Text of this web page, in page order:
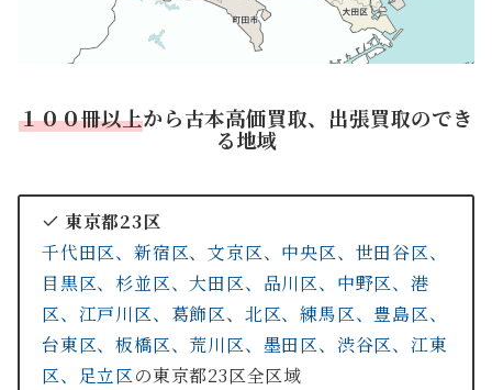
１００冊以上から古本高価買取、出張買取のでき
る地域
東京都23区
千代田区、 新宿区、文京区、 中央区、 世田谷区、
目黒区、 杉並区、大田区、 品川区、 中野区、港
区、 江戸川区、 葛飾区、 北区、練馬区、 豊島区、
台東区、板橋区、 荒川区、 墨田区、 渋谷区、江東
区、 足立区の東京都23区全区域